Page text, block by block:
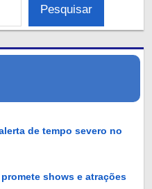
Pesquisar
de tempo severo no
shows e atrações